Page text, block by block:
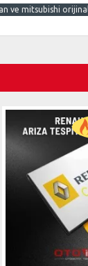
araçtan veri
uyumlu
bakım ve
Kablo
ve mitsubishi